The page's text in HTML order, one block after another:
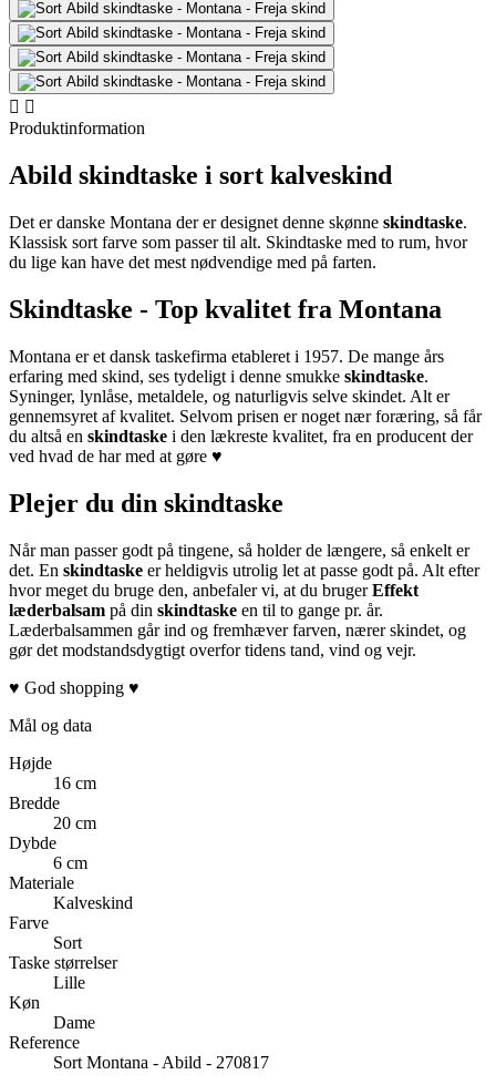
 
Produktinformation
Abild skindtaske i sort kalveskind
Det er danske Montana der er designet denne skønne skindtaske.
Klassisk sort farve som passer til alt. Skindtaske med to rum, hvor
du lige kan have det mest nødvendige med på farten.
Skindtaske - Top kvalitet fra Montana
Montana er et dansk taskefirma etableret i 1957. De mange års
erfaring med skind, ses tydeligt i denne smukke skindtaske.
Syninger, lynlåse, metaldele, og naturligvis selve skindet. Alt er
gennemsyret af kvalitet. Selvom prisen er noget nær foræring, så får
du altså en skindtaske i den lækreste kvalitet, fra en producent der
ved hvad de har med at gøre ♥
Plejer du din skindtaske
Når man passer godt på tingene, så holder de længere, så enkelt er
det. En skindtaske er heldigvis utrolig let at passe godt på. Alt efter
hvor meget du bruge den, anbefaler vi, at du brugerEffekt
læderbalsam på din skindtaske en til to gange pr. år.
Læderbalsammen går ind og fremhæver farven, nærer skindet, og
gør det modstandsdygtigt overfor tidens tand, vind og vejr.
♥ God shopping ♥
Mål og data
Højde
16 cm
Bredde
20 cm
Dybde
6 cm
Materiale
Kalveskind
Farve
Sort
Taske størrelser
Lille
Køn
Dame
Reference
Sort Montana - Abild - 270817